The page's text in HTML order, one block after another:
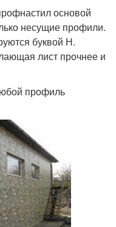
основой
несущие профили.
буквой Н.
лист прочнее и
профиль